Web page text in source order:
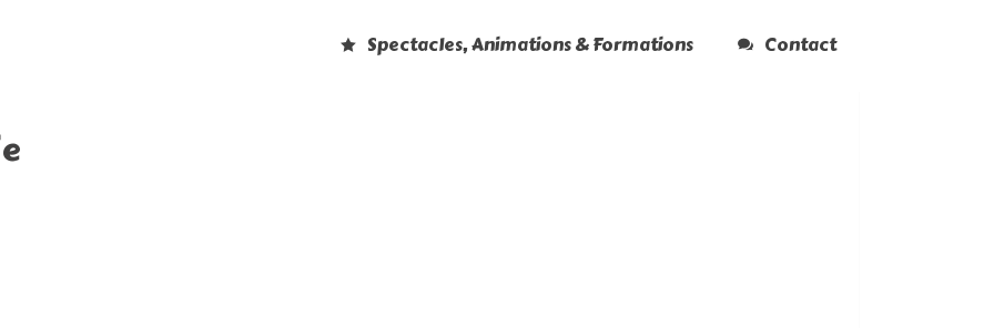
Spectacles, Animations & Formations Contact